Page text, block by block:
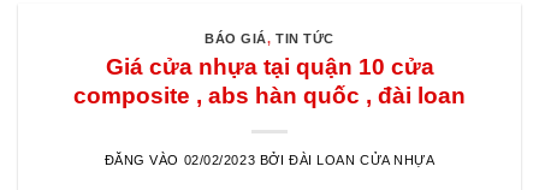
BÁO GIÁ,TIN TỨC
Giá cửa nhựa tại quận 10 cửa
composite , abs hàn quốc , đài loan
ĐĂNG VÀO 02/02/2023 BỞI ĐÀI LOAN CỬA NHỰA